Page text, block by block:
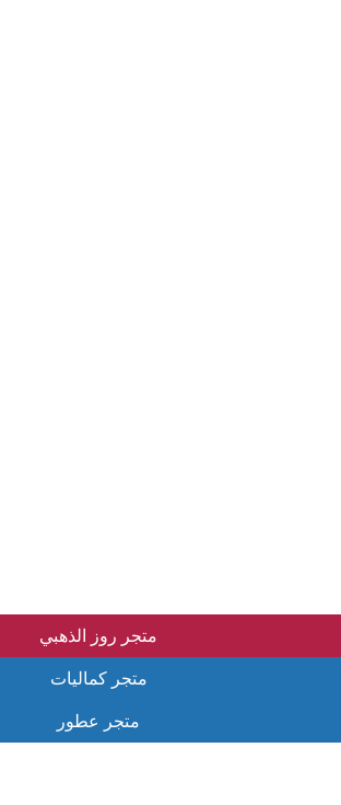
متجر روز الذهبي
متجر كماليات
متجر عطور